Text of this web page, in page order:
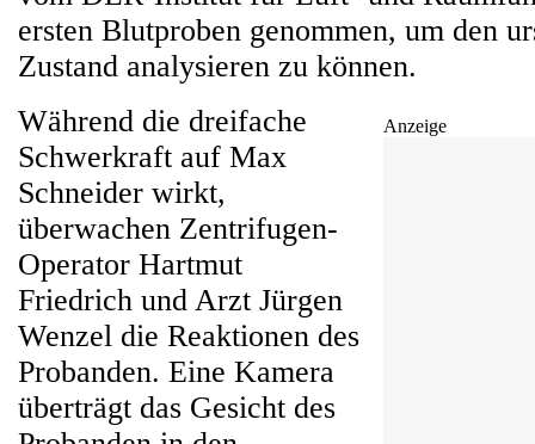
ersten Blutproben genommen, um den
Zustand analysieren zu können.
Anzeige
Während die dreifache
Schwerkraft auf Max
Schneider wirkt,
überwachen Zentrifugen-
Operator Hartmut
Friedrich und Arzt Jürgen
Wenzel die Reaktionen des
Probanden. Eine Kamera
überträgt das Gesicht des